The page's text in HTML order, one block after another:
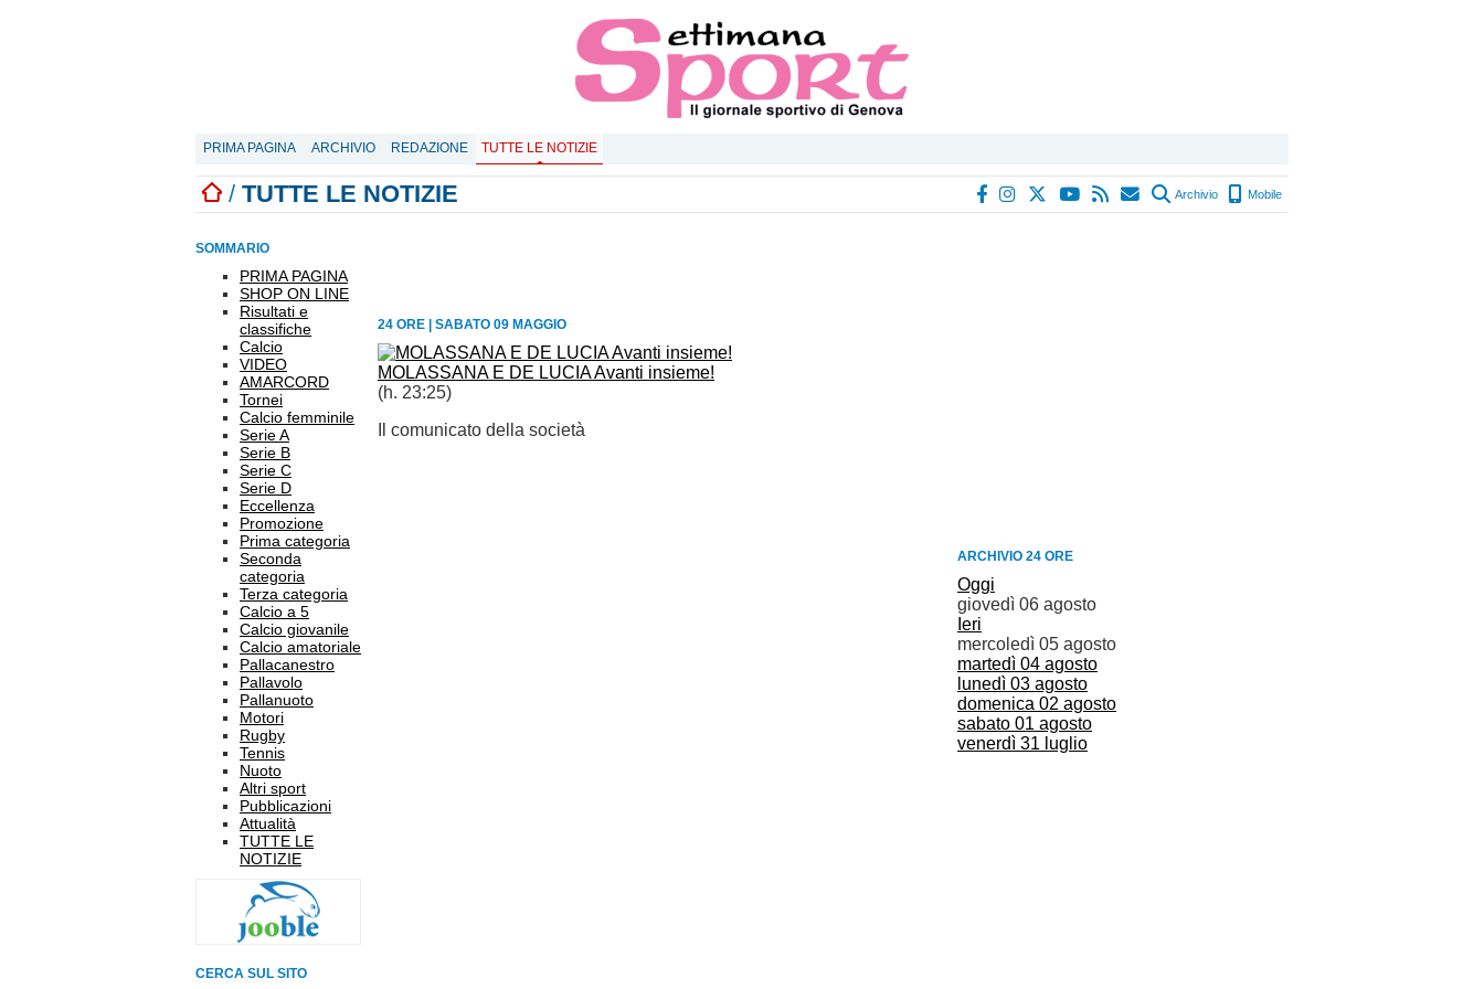
PRIMA PAGINA ARCHIVIO REDAZIONE TUTTE LE NOTIZIE
/ TUTTE LE NOTIZIE Archivio Mobile
ARCHIVIO 24 ORE
Oggi
giovedì 06 agosto
Ieri
mercoledì 05 agosto
martedì 04 agosto
lunedì 03 agosto
domenica 02 agosto
sabato 01 agosto
venerdì 31 luglio
SOMMARIO
PRIMA PAGINA
SHOP ON LINE
Risultati e
classifiche
Calcio
VIDEO
AMARCORD
Tornei
Calcio femminile
Serie A
Serie B
Serie C
Serie D
Eccellenza
Promozione
Prima categoria
Seconda
categoria
Terza categoria
Calcio a 5
Calcio giovanile
Calcio amatoriale
Pallacanestro
Pallavolo
Pallanuoto
Motori
Rugby
Tennis
Nuoto
Altri sport
Pubblicazioni
Attualità
TUTTE LE
NOTIZIE
CERCA SUL SITO
24 ORE SABATO 09 MAGGIO
MOLASSANA E DE LUCIA Avanti insieme!
(h. 23:25)
Il comunicato della società